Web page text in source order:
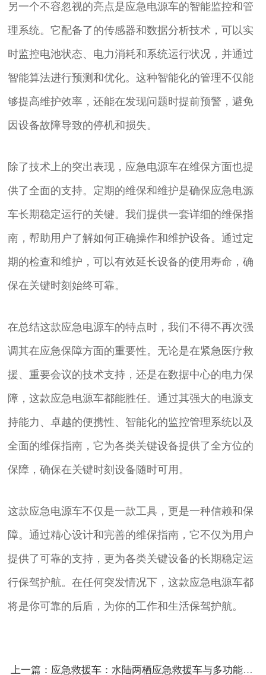
另一个不容忽视的亮点是应急电源车的智能监控和管
理系统。它配备了的传感器和数据分析技术，可以实
时监控电池状态、电力消耗和系统运行状况，并通过
智能算法进行预测和优化。这种智能化的管理不仅能
够提高维护效率，还能在发现问题时提前预警，避免
因设备故障导致的停机和损失。
除了技术上的突出表现，应急电源车在维保方面也提
供了全面的支持。定期的维保和维护是确保应急电源
车长期稳定运行的关键。我们提供一套详细的维保指
南，帮助用户了解如何正确操作和维护设备。通过定
期的检查和维护，可以有效延长设备的使用寿命，确
保在关键时刻始终可靠。
在总结这款应急电源车的特点时，我们不得不再次强
调其在应急保障方面的重要性。无论是在紧急医疗救
援、重要会议的技术支持，还是在数据中心的电力保
障，这款应急电源车都能胜任。通过其强大的电源支
持能力、卓越的便携性、智能化的监控管理系统以及
全面的维保指南，它为各类关键设备提供了全方位的
保障，确保在关键时刻设备随时可用。
这款应急电源车不仅是一款工具，更是一种信赖和保
障。通过精心设计和完善的维保指南，它不仅为用户
提供了可靠的支持，更为各类关键设备的长期稳定运
行保驾护航。在任何突发情况下，这款应急电源车都
将是你可靠的后盾，为你的工作和生活保驾护航。
上一篇：应急救援车：水陆两栖应急救援车与多功能应急电源车组合